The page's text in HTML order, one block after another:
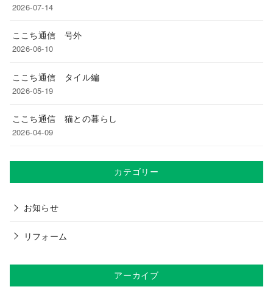
2026-07-14
ここち通信 号外
2026-06-10
ここち通信 タイル編
2026-05-19
ここち通信 猫との暮らし
2026-04-09
カテゴリー
お知らせ
リフォーム
アーカイブ